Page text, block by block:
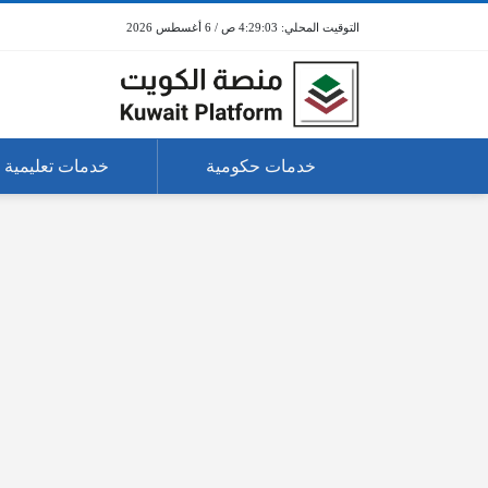
4:29:03 ص / 6 أغسطس 2026
خدمات حكومية خدمات تعليمية